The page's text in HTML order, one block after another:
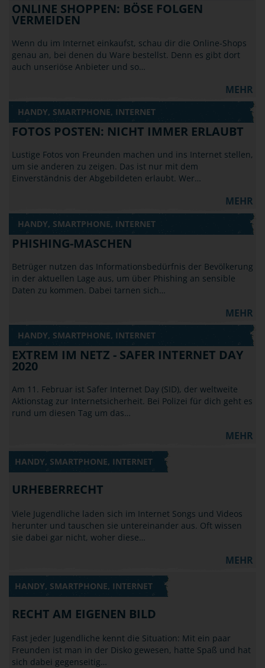
ONLINE SHOPPEN: BÖSE FOLGEN
VERMEIDEN
Wenn du im Internet einkaufst, schau dir die Online-Shops
genau an, bei denen du Ware bestellst. Denn es gibt dort
auch unseriöse Anbieter und so…
MEHR
HANDY, SMARTPHONE, INTERNET
FOTOS POSTEN: NICHT IMMER ERLAUBT
Lustige Fotos von Freunden machen und ins Internet stellen,
um sie anderen zu zeigen. Das ist nur mit dem
Einverständnis der Abgebildeten erlaubt. Wer…
MEHR
HANDY, SMARTPHONE, INTERNET
PHISHING-MASCHEN
Betrüger nutzen das Informationsbedürfnis der Bevölkerung
in der aktuellen Lage aus, um über Phishing an sensible
Daten zu kommen. Dabei tarnen sich…
MEHR
HANDY, SMARTPHONE, INTERNET
EXTREM IM NETZ - SAFER INTERNET DAY
2020
Am 11. Februar ist Safer Internet Day (SID), der weltweite
Aktionstag zur Internetsicherheit. Bei Polizei für dich geht es
rund um diesen Tag um das…
MEHR
HANDY, SMARTPHONE, INTERNET
URHEBERRECHT
Viele Jugendliche laden sich im Internet Songs und Videos
herunter und tauschen sie untereinander aus. Oft wissen
sie dabei gar nicht, woher diese…
MEHR
HANDY, SMARTPHONE, INTERNET
RECHT AM EIGENEN BILD
Fast jeder Jugendliche kennt die Situation: Mit ein paar
Freunden ist man in der Disko gewesen, hatte Spaß und hat
sich dabei gegenseitig…